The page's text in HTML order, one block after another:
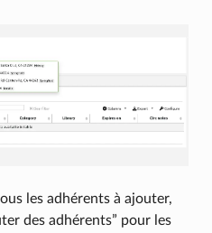
les adhérents à ajouter,
des adhérents” pour les